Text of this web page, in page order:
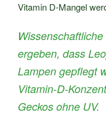
Vitamin D-Mangel
ergeben, dass
Lampen gepflegt
Vitamin-D-
Geckos ohne UV.